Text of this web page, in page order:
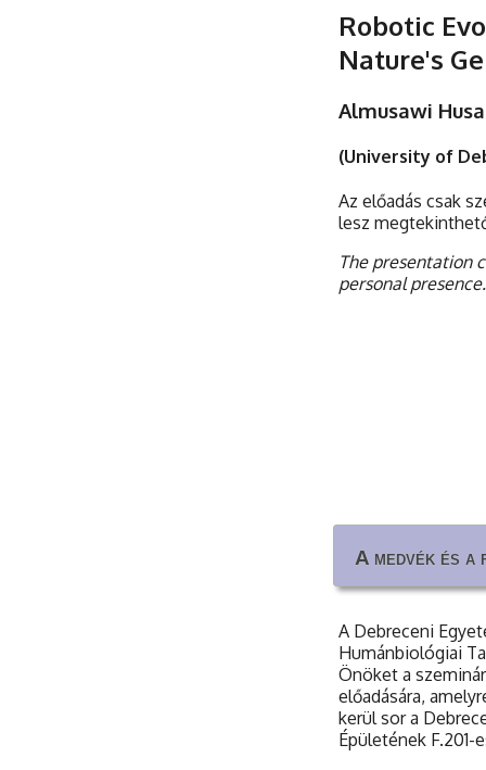
Robotic
Nature's
Almusawi
(University of
Az előadás csak
lesz
The presentation
personal
A medvék és
A medvék és
A Debreceni
Humánbiológiai
Önöket a
előadására,
kerül sor a
Épületének F.201-